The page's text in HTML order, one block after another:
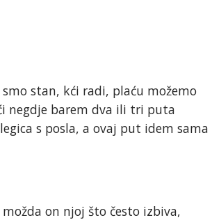
stan, kći radi, plaću možemo
negdje barem dva ili tri puta
s posla, a ovaj put idem sama
on njoj što često izbiva,